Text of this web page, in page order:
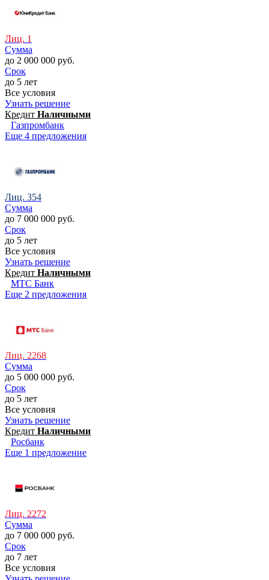
Лиц. 1
Сумма
до 2 000 000 руб.
Срок
до 5 лет
Все условия
Узнать решение
Кредит Наличными
Газпромбанк
Еще 4 предложения
Лиц. 354
Сумма
до 7 000 000 руб.
Срок
до 5 лет
Все условия
Узнать решение
Кредит Наличными
МТС Банк
Еще 2 предложения
Лиц. 2268
Сумма
до 5 000 000 руб.
Срок
до 5 лет
Все условия
Узнать решение
Кредит Наличными
Росбанк
Еще 1 предложение
Лиц. 2272
Сумма
до 7 000 000 руб.
Срок
до 7 лет
Все условия